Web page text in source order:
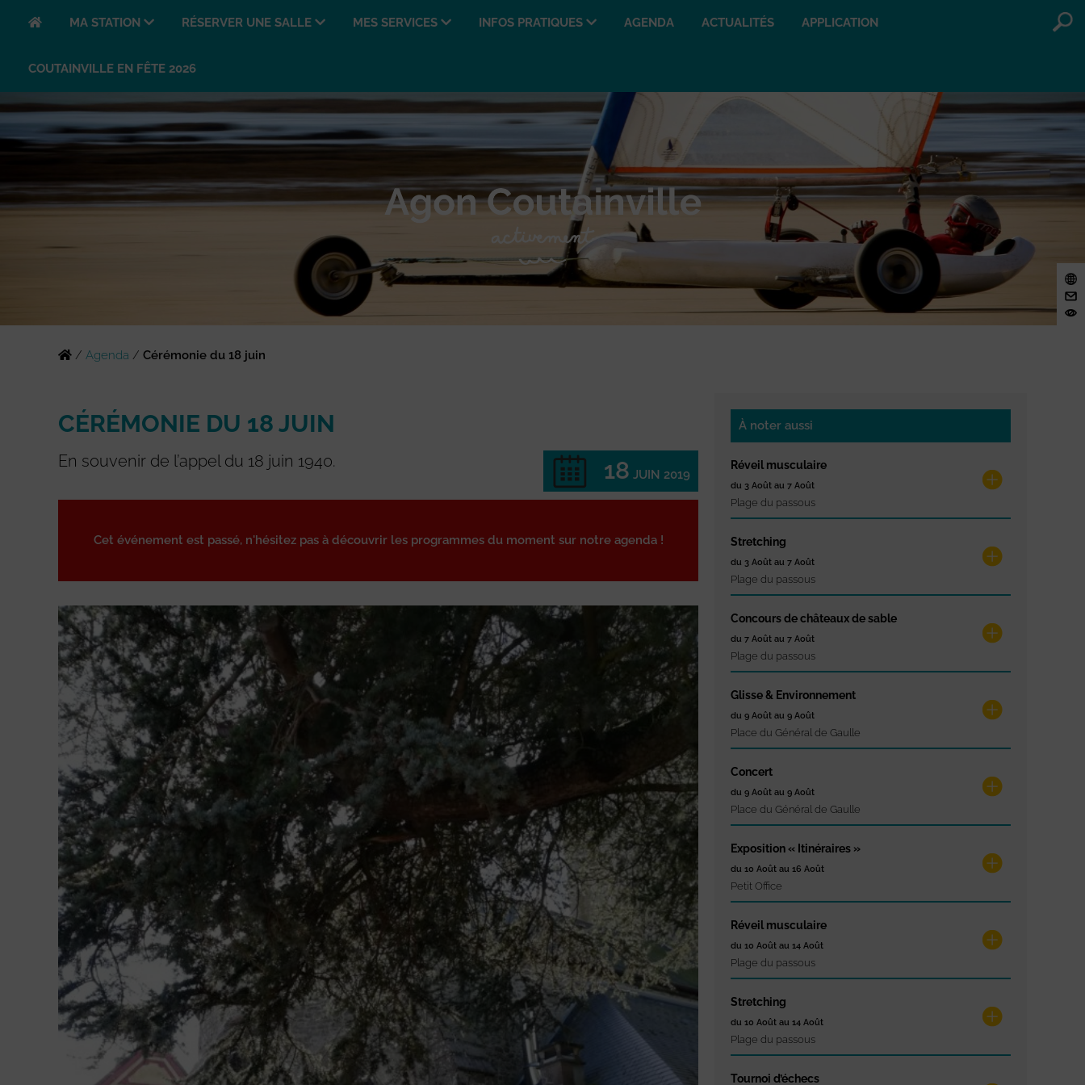
MA STATION RÉSERVER UNE SALLE MES SERVICES INFOS PRATIQUES AGENDA ACTUALITÉS APPLICATION
COUTAINVILLE EN FÊTE 2026
/ Agenda / Cérémonie du 18 juin
CÉRÉMONIE DU 18 JUIN
En souvenir de l’appel du 18 juin 1940. 18 JUIN 2019
Cet événement est passé, n'hésitez pas à découvrir les programmes du moment sur notre agenda !
À noter aussi
Réveil musculaire
du 3 Août au 7 Août
Plage du passous
Stretching
du 3 Août au 7 Août
Plage du passous
Concours de châteaux de sable
du 7 Août au 7 Août
Plage du passous
Glisse & Environnement
du 9 Août au 9 Août
Place du Général de Gaulle
Concert
du 9 Août au 9 Août
Place du Général de Gaulle
Exposition « Itinéraires »
du 10 Août au 16 Août
Petit Office
Réveil musculaire
du 10 Août au 14 Août
Plage du passous
Stretching
du 10 Août au 14 Août
Plage du passous
Tournoi d’échecs